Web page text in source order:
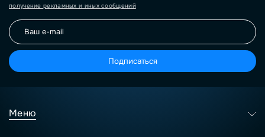
получение рекламных и иных сообщений
Подписаться
Меню